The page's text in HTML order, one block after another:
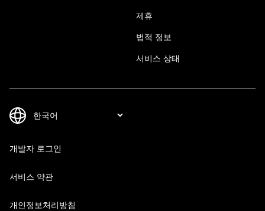
제휴
법적 정보
서비스 상태
개발자 로그인
서비스 약관
개인정보처리방침